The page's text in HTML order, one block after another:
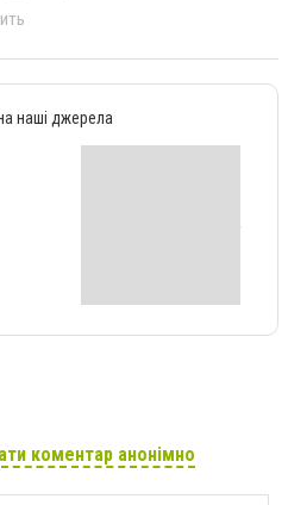
наші джерела
коментар анонімно